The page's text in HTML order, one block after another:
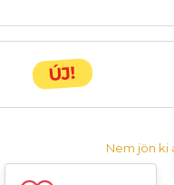
ÚJ!
Nem jön ki